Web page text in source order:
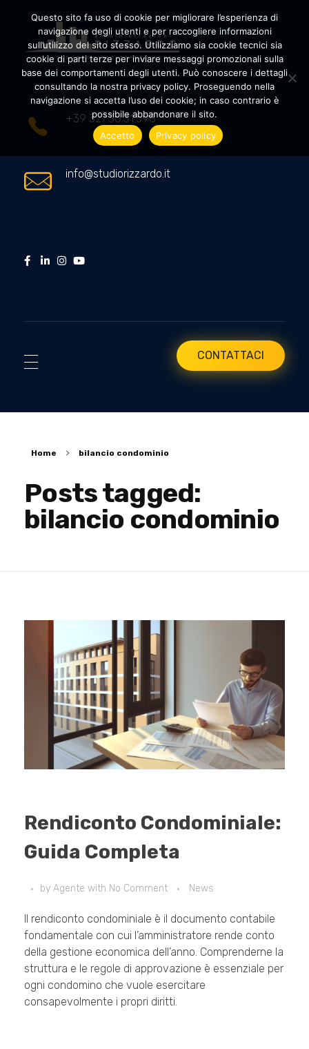
Amministrazioni Rizzardo
+39 327.36.31.598
info@studiorizzardo.it
CONTATTACI
Home bilancio condominio
Posts tagged:
bilancio condominio
Rendiconto Condominiale:
Guida Completa
by Agente with No Comment News
Il rendiconto condominiale è il documento contabile
fondamentale con cui l’amministratore rende conto
della gestione economica dell’anno. Comprenderne la
struttura e le regole di approvazione è essenziale per
ogni condomino che vuole esercitare
consapevolmente i propri diritti.
Questo sito fa uso di cookie per migliorare l’esperienza di
navigazione degli utenti e per raccogliere informazioni
sull’utilizzo del sito stesso. Utilizziamo sia cookie tecnici sia
cookie di parti terze per inviare messaggi promozionali sulla
base dei comportamenti degli utenti. Può conoscere i dettagli
consultando la nostra privacy policy. Proseguendo nella
navigazione si accetta l’uso dei cookie; in caso contrario è
possibile abbandonare il sito.
Accetto
Privacy policy